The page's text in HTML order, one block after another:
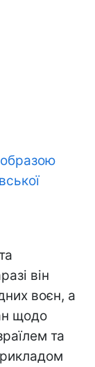
він
воєн, а
щодо
та